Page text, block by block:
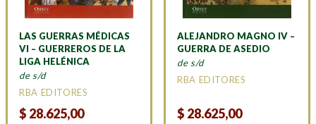
LAS GUERRAS MÉDICAS
VI – GUERREROS DE LA
LIGA HELÉNICA
de s/d
RBA EDITORES
$ 28.625,00
ALEJANDRO MAGNO IV –
GUERRA DE ASEDIO
de s/d
RBA EDITORES
$ 28.625,00